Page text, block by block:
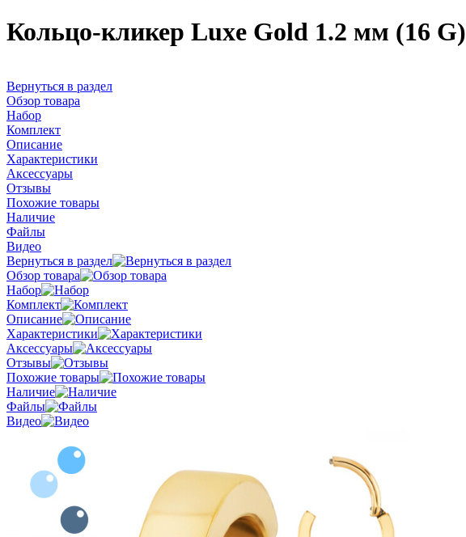
Кольцо-кликер Luxe Gold 1.2 мм (16 G)
Вернуться в раздел
Обзор товара
Набор
Комплект
Описание
Характеристики
Аксессуары
Отзывы
Похожие товары
Наличие
Файлы
Видео
Вернуться в раздел
Обзор товара
Набор
Комплект
Описание
Характеристики
Аксессуары
Отзывы
Похожие товары
Наличие
Файлы
Видео